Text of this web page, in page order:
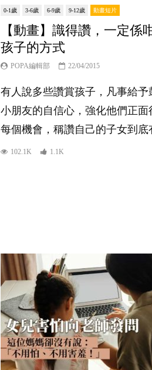
0-1歲 3-6歲 6-9歲 9-12歲 動畫短片
【動畫】識得讚，一定係
孩子的方式
POPA編輯部 22/04/2015
有人說多些讚賞孩子，凡事給予
小朋友的自信心，強化他們正面
每個機會，稱讚自己的子女到底
102.1K 1.1K